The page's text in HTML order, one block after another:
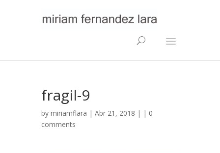
fragil-9
by miriamflara | Abr 21, 2018 | | 0
comments